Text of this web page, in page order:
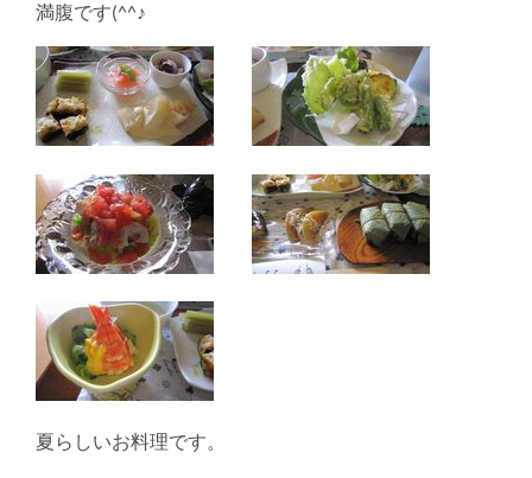
満腹です(^^♪
夏らしいお料理です。